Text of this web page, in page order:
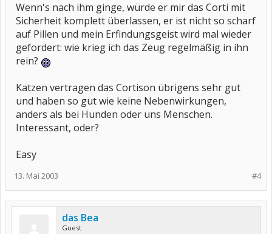
Wenn's nach ihm ginge, würde er mir das Corti mit
Sicherheit komplett überlassen, er ist nicht so scharf
auf Pillen und mein Erfindungsgeist wird mal wieder
gefordert: wie krieg ich das Zeug regelmäßig in ihn
rein?
Katzen vertragen das Cortison übrigens sehr gut
und haben so gut wie keine Nebenwirkungen,
anders als bei Hunden oder uns Menschen.
Interessant, oder?
Easy
#4
13. Mai 2003
das Bea
Guest